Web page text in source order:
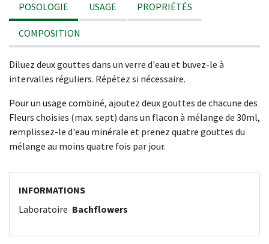
POSOLOGIE USAGE PROPRIÉTÉS
COMPOSITION
Diluez deux gouttes dans un verre d'eau et buvez-le à
intervalles réguliers. Répétez si nécessaire.
Pour un usage combiné, ajoutez deux gouttes de chacune des
Fleurs choisies (max. sept) dans un flacon à mélange de 30ml,
remplissez-le d'eau minérale et prenez quatre gouttes du
mélange au moins quatre fois par jour.
INFORMATIONS
Laboratoire Bachflowers